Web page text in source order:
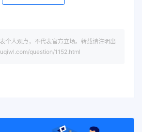
个人观点，不代表官方立场。转载请注明出
question/1152.html